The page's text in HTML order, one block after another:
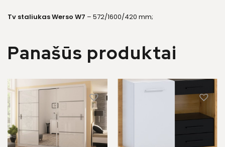
Tv staliukas Werso W7 – 572/1600/420 mm;
Panašūs produktai